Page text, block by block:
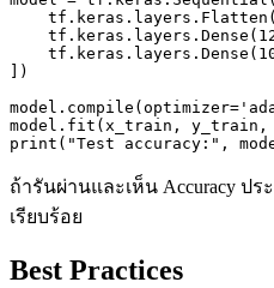
])
model.fit(x_train, y_train,
print("Test accuracy:",
ถ้ารันผ่านและเห็น Accuracy ป
เรียบร้อย
Best Practices